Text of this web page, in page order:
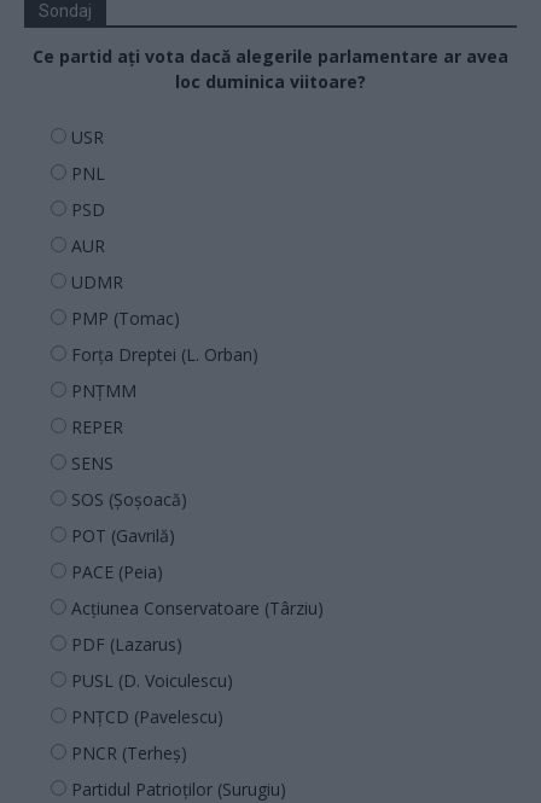
Sondaj
Ce partid ați vota dacă alegerile parlamentare ar avea
loc duminica viitoare?
USR
PNL
PSD
AUR
UDMR
PMP (Tomac)
Forța Dreptei (L. Orban)
PNȚMM
REPER
SENS
SOS (Șoșoacă)
POT (Gavrilă)
PACE (Peia)
Acțiunea Conservatoare (Târziu)
PDF (Lazarus)
PUSL (D. Voiculescu)
PNȚCD (Pavelescu)
PNCR (Terheș)
Partidul Patrioților (Surugiu)